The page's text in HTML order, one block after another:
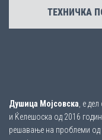
ТЕХНИЧКА
Душица Мојсовска , е
и Ќелешоска од 2016
решавање на проблеми од